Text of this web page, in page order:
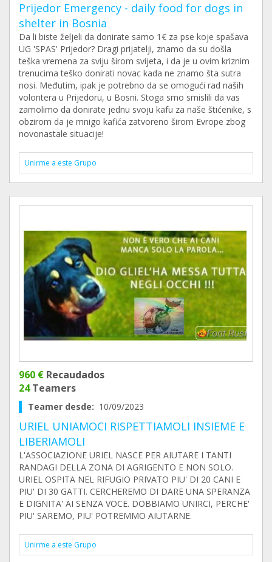
Prijedor Emergency - daily food for dogs in
shelter in Bosnia
Da li biste željeli da donirate samo 1€ za pse koje spašava
UG 'SPAS' Prijedor? Dragi prijatelji, znamo da su došla
teška vremena za sviju širom svijeta, i da je u ovim kriznim
trenucima teško donirati novac kada ne znamo šta sutra
nosi. Međutim, ipak je potrebno da se omogući rad naših
volontera u Prijedoru, u Bosni. Stoga smo smislili da vas
zamolimo da donirate jednu svoju kafu za naše štićenike, s
obzirom da je mnigo kafića zatvoreno širom Evrope zbog
novonastale situacije!
Unirme a este Grupo
960 € Recaudados
24Teamers
Teamer desde: 10/09/2023
URIEL UNIAMOCI RISPETTIAMOLI INSIEME E
LIBERIAMOLI
L'ASSOCIAZIONE URIEL NASCE PER AIUTARE I TANTI
RANDAGI DELLA ZONA DI AGRIGENTO E NON SOLO.
URIEL OSPITA NEL RIFUGIO PRIVATO PIU' DI 20 CANI E
PIU' DI 30 GATTI. CERCHEREMO DI DARE UNA SPERANZA
E DIGNITA' AI SENZA VOCE. DOBBIAMO UNIRCI, PERCHE'
PIU' SAREMO, PIU' POTREMMO AIUTARNE.
Unirme a este Grupo